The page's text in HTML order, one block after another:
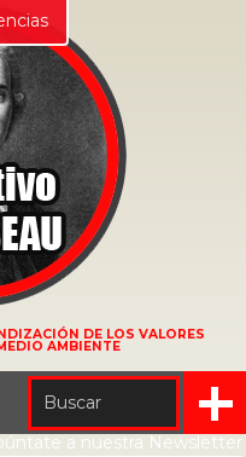
DE LOS VALORES
AMBIENTE
a nuestra Newsletter